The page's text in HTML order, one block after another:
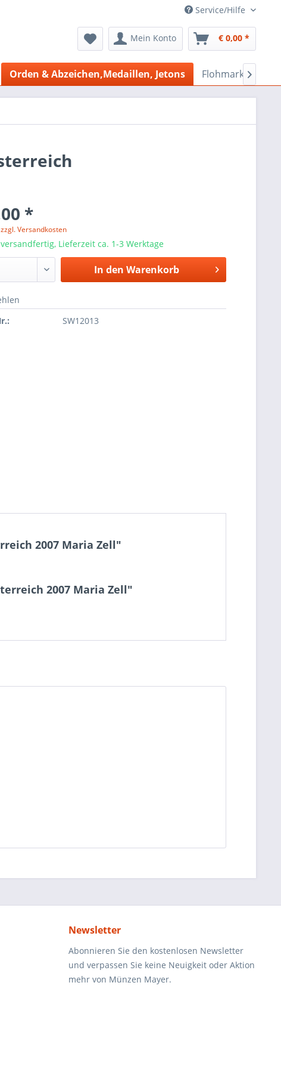
Service/Hilfe
Mein Konto € 0,00 *
Orden & Abzeichen,Medaillen, Jetons Flohmarkt Bazar

*
zzgl. Versandkosten
Lieferzeit ca. 1-3 Werktage
In den Warenkorb
SW12013
2007 Maria Zell"
2007 Maria Zell"
Newsletter
Abonnieren Sie den kostenlosen Newsletter
und verpassen Sie keine Neuigkeit oder Aktion
mehr von Münzen Mayer.